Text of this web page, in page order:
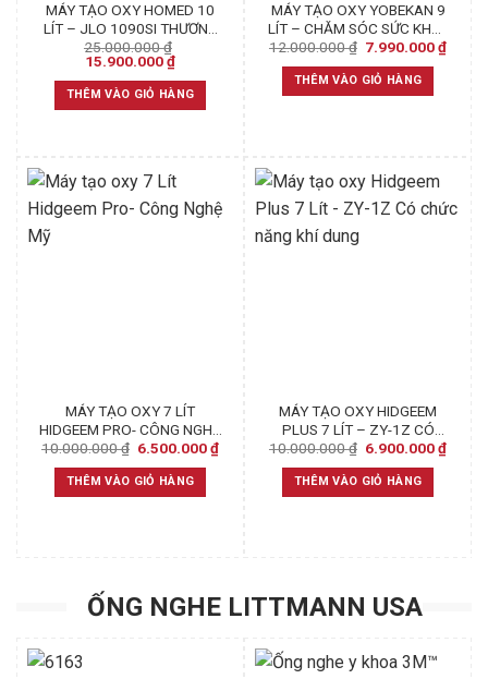
MÁY TẠO OXY HOMED 10
LÍT – JLO 1090SI THƯƠNG
HIỆU ĐỨC
25.000.000₫
Original
was:
25.000.000 ₫.
15.900.000₫Current
is:
15.900.000 ₫.
THÊM VÀO GIỎ HÀNG
MÁY TẠO OXY YOBEKAN 9
LÍT – CHĂM SÓC SỨC KHỎE
GIA ĐÌNH
12.000.000₫ Original
was:
12.000.000 ₫.
7.990.000₫
THÊM VÀO GIỎ HÀNG
MÁY TẠO OXY 7 LÍT
HIDGEEM PRO- CÔNG NGHỆ
MỸ
10.000.000₫ Original
was:
10.000.000 ₫.
6.500.000₫Current
6.500.000 ₫.
THÊM VÀO GIỎ HÀNG
MÁY TẠO OXY HIDGEEM
PLUS 7 LÍT – ZY-1Z CÓ
CHỨC NĂNG KHÍ DUNG
10.000.000₫ Original
was:
10.000.000 ₫.
6.900.000₫
THÊM VÀO GIỎ HÀNG
ỐNG NGHE LITTMANN USA